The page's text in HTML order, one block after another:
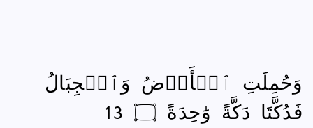
وَحُمِلَتِ ٱلۡأَرۡضُ وَٱلۡجِبَالُ
فَدُكَّتَا دَكَّةً وَٰحِدَةً ۝ 13